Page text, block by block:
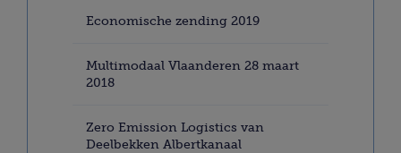
Economische zending 2019
Multimodaal Vlaanderen 28 maart
2018
Zero Emission Logistics van
Deelbekken Albertkanaal